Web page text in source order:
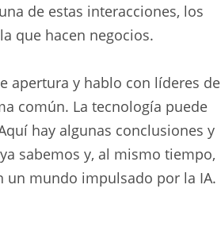
de estas interacciones, los
que hacen negocios.
apertura y hablo con líderes de
común. La tecnología puede
hay algunas conclusiones y
sabemos y, al mismo tiempo,
un mundo impulsado por la IA.